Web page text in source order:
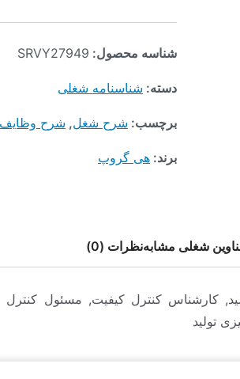
شناسه محصول: SRVY27949
دسته: شناسنامه شغلی
برچسب: شرح شغل, شرح وظایف
برند: هی گروپ
شغلی مشابهنظرات (0)
کارشناس کنترل کیفیت, مسئول کنترل
تولید